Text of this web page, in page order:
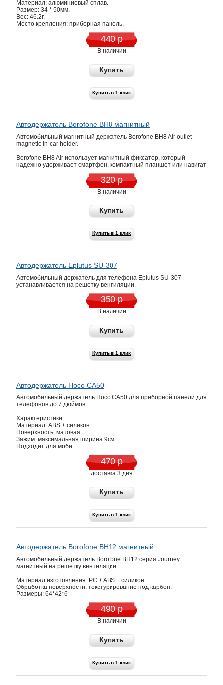
Материал: алюминиевый сплав.
Размер: 34 * 50мм.
Вес: 46.2г.
Место крепления: приборная панель.
440 р
В наличии
Купить
Купить в 1 клик
Автодержатель Borofone BH8 магнитный
Автомобильный магнитный держатель Borofone BH8 Air outlet
magnetic in-car holder.
Borofone BH8 Air использует магнитный фиксатор, который
надежно удерживает смартфон, компактный планшет или навигат
320 р
В наличии
Купить
Купить в 1 клик
Автодержатель Eplutus SU-307
Автомобильный держатель для телефона Eplutus SU-307
устанавливается на решетку вентиляции.
350 р
В наличии
Купить
Купить в 1 клик
Автодержатель Hoco CA50
Автомобильный держатель Hoco CA50 для приборной панели для
телефонов до 7 дюймов
Характеристики:
Материал: ABS + силикон.
Поверхность: матовая.
Зажим: максимальная ширина 9см.
Подходит для моби
470 р
доставка 3 дня
Купить
Купить в 1 клик
Автодержатель Borofone BH12 магнитный
Автомобильный держатель Borofone BH12 серия Journey
магнитный на решетку вентиляции.
Материал изготовления: PC + ABS + силикон.
Обработка поверхности: текстурирование под карбон.
Размеры: 64*42*6
490 р
В наличии
Купить
Купить в 1 клик